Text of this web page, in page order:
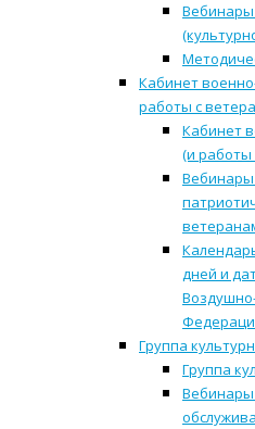
Вебинары
Кабинет
работы с
Кабинет
(и работы
дней и
Группа
Группа
Вебинары